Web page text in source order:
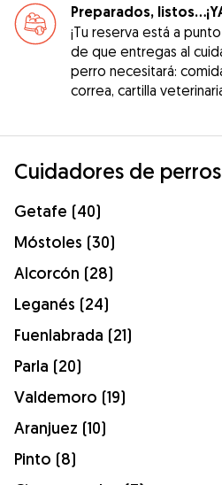
Preparados,
¡Tu reserva está a
de que entregas al
perro necesitará:
correa, cartilla
Cuidadores de
Getafe (40)
Móstoles (30)
Alcorcón (28)
Leganés (24)
Fuenlabrada (21)
Parla (20)
Valdemoro (19)
Aranjuez (10)
Pinto (8)